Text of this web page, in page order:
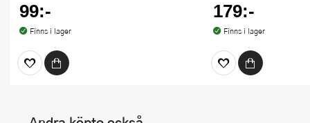
99:-
Finns i lager
179:-
Finns i lager